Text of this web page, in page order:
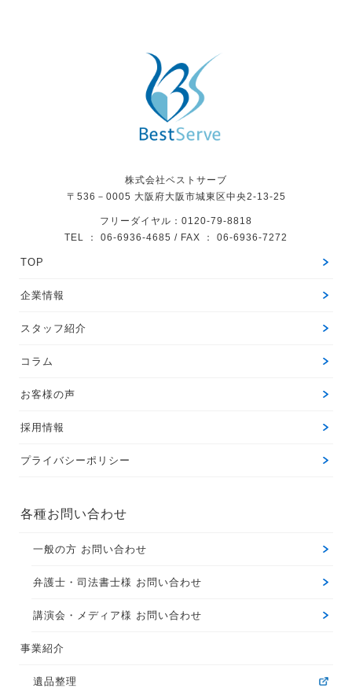
株式会社ベストサーブ
〒536－0005 大阪府大阪市城東区中央2-13-25
フリーダイヤル：0120-79-8818
TEL ： 06-6936-4685 / FAX ： 06-6936-7272
TOP
企業情報
スタッフ紹介
コラム
お客様の声
採用情報
プライバシーポリシー
各種お問い合わせ
一般の方 お問い合わせ
弁護士・司法書士様 お問い合わせ
講演会・メディア様 お問い合わせ
事業紹介
遺品整理